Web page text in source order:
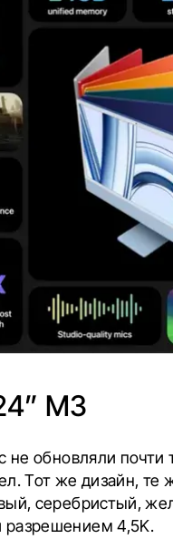
M3
не обновляли
Тот же дизайн,
серебристый,
4,5K.